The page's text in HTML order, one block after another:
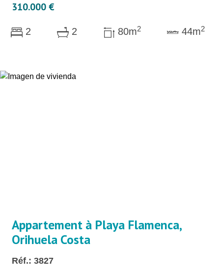
310.000 €
2 2 80m2 44m2
Appartement à Playa Flamenca,
Orihuela Costa
Réf.: 3827